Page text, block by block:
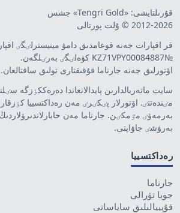
قۇرىلتايشى: «Tengri Gold» جشس
2012-2026 © ۇلت پورتالى
قر اقپارات جەنە قوعامدىق دامۋ مينيسترلٸگٸ
№KZ71VPY00084887 كۋەلٸگٸ بەرٸلگەن.
اۆتورلىق جەنە جارناما قۇقىقتارى تولىق ساقتالعان.
سايت ماتەريالدارىن پايدالانعاندا دەرەككٶزگە
مٸندەتتٸ. اۆتورلار پٸكٸرٸ مەن رەداكتسييا
بەرمەۋٸ مٷمكٸن. جارناما مەن حابارلاندىرۋلاردىڭ
بەرۋشٸ جاۋاپتى.
رەداكتسييا
جارناما
جوبا تۋرالى
قۇپييالىلىق ساياساتى